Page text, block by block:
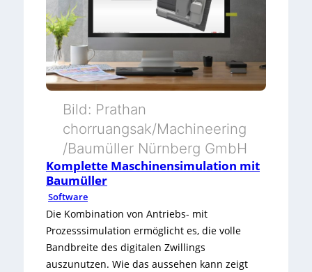
d
e
n
c
h
i
n
S
y
s
t
m
i
t
K
I
Bild: Prathan
chorruangsak/Machineering
/Baumüller Nürnberg GmbH
Komplette Maschinensimulation mit
Baumüller
Software
Die Kombination von Antriebs- mit
Prozesssimulation ermöglicht es, die volle
Bandbreite des digitalen Zwillings
auszunutzen. Wie das aussehen kann zeigt